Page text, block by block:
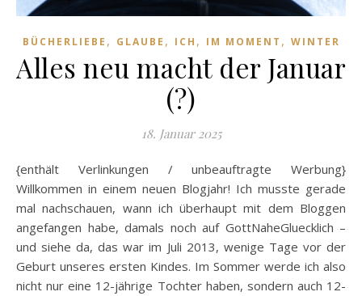
BÜCHERLIEBE , GLAUBE , ICH , IM MOMENT , WINTER
Alles neu macht der Januar
(?)
18. Januar 2025
{enthält Verlinkungen / unbeauftragte Werbung}
Willkommen in einem neuen Blogjahr! Ich musste gerade
mal nachschauen, wann ich überhaupt mit dem Bloggen
angefangen habe, damals noch auf GottNaheGluecklich –
und siehe da, das war im Juli 2013, wenige Tage vor der
Geburt unseres ersten Kindes. Im Sommer werde ich also
nicht nur eine 12-jährige Tochter haben, sondern auch 12-